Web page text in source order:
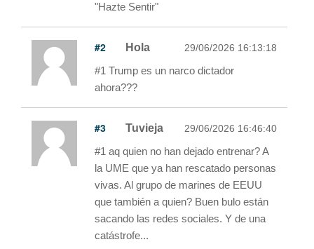
"Hazte Sentir"
#2 Hola 29/06/2026 16:13:18
#1 Trump es un narco dictador
ahora???
#3 Tuvieja 29/06/2026 16:46:40
#1 aq quien no han dejado entrenar? A
la UME que ya han rescatado personas
vivas. Al grupo de marines de EEUU
que también a quien? Buen bulo están
sacando las redes sociales. Y de una
catástrofe...